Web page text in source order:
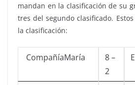
mandan en la clasificación de su
tres del segundo clasificado.
la clasificación:
CompañíaMaría
8 –
2